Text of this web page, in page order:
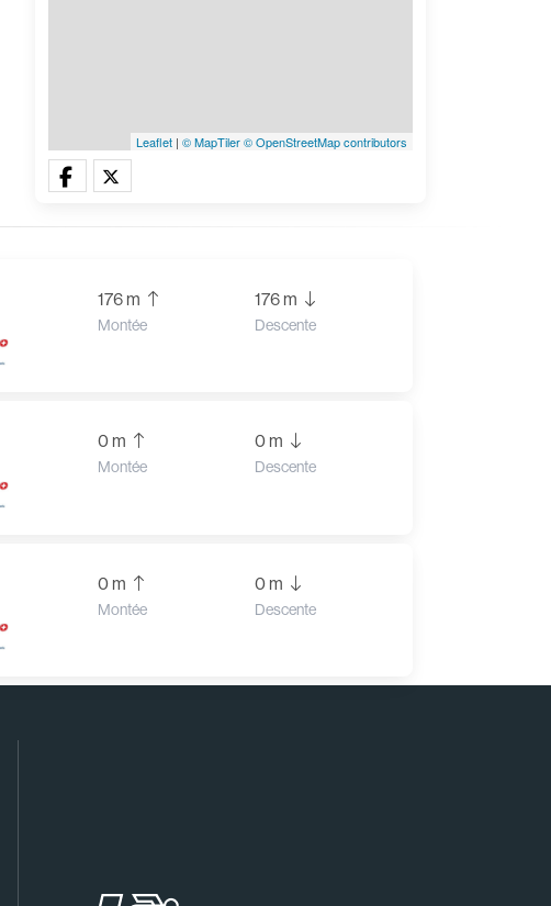
Leaflet | © MapTiler© OpenStreetMap contributors
176 m
Montée
176 m
Descente
0 m
Montée
0 m
Descente
0 m
Montée
0 m
Descente